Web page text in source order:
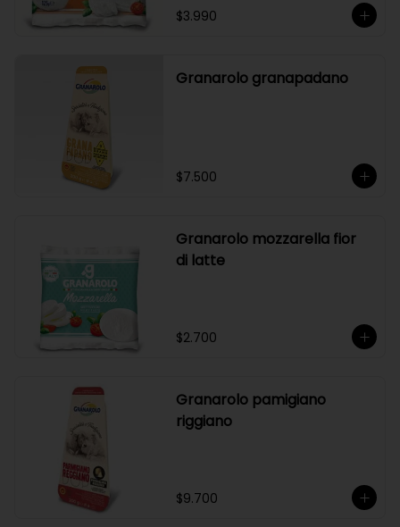
$3.990
Granarolo granapadano
$7.500
Granarolo mozzarella fior
di latte
$2.700
Granarolo pamigiano
riggiano
$9.700